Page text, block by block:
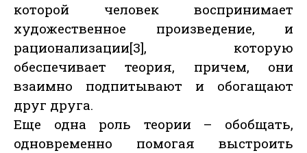
которой человек воспринимает
художественное произведение, и
рационализации[3], которую
обеспечивает теория, причем, они
взаимно подпитывают и обогащают
друг друга.
Еще одна роль теории – обобщать,
одновременно помогая выстроить